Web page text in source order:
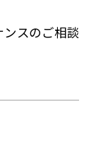
スのご相談